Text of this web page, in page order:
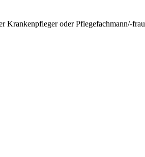
Krankenpfleger oder Pflegefachmann/-frau